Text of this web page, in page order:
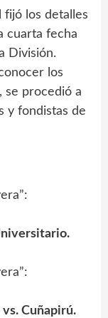
fijó los detalles
cuarta fecha
División.
los
se procedió a
y fondistas de
Cuñapirú.